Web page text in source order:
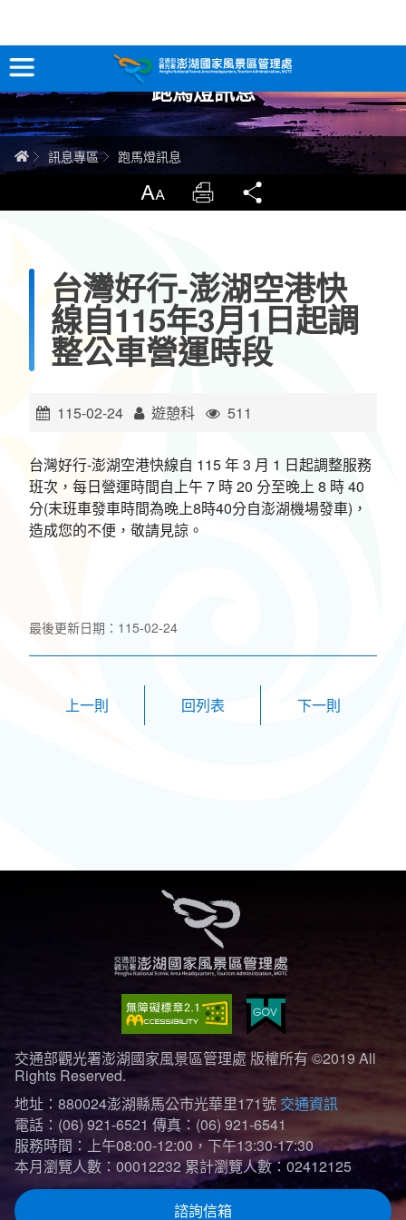
跳
到
主
要
內
容
訊息專區
關於澎湖
智慧觀光情報站
永續旅遊
RSS 臉書粉絲團
首長信箱 English
跑馬燈訊息
首頁訊息專區 跑馬燈訊息
放大 列印
台灣好行-澎湖空港快
線自115年3月1日起調
整公車營運時段
115-02-24 遊憩科 511
台灣好行-澎湖空港快線自 115 年 3 月 1 日起調整服務
班次，每日營運時間自上午 7 時 20 分至晚上 8 時 40
分(末班車發車時間為晚上8時40分自澎湖機場發車)，
造成您的不便，敬請見諒。
最後更新日期：115-02-24
上一則 下一則
交通部觀光署澎湖國家風景區管理處 版權所有 ©2019 All
Rights Reserved.
地址：880024澎湖縣馬公市光華里171號 交通資訊
電話：(06) 921-6521 傳真：(06) 921-6541
服務時間：上午08:00-12:00，下午13:30-17:30
本月瀏覽人數：00012232 累計瀏覽人數：02412125
諮詢信箱